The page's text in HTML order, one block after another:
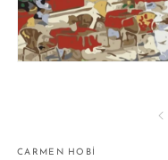
CARMEN HOBI